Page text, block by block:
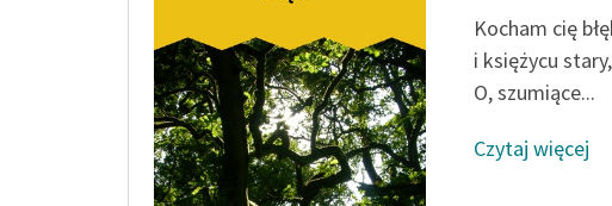
Kocham cię
i księżycu
O, szumiące...
Czytaj więcej